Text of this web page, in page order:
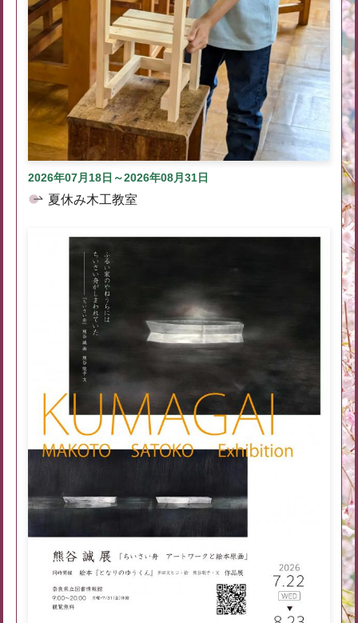
2026年07月18日～2026年08月31日
夏休み木工教室